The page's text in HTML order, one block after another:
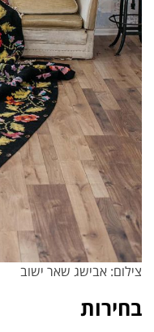
צילום: אבישג שאר ישוב
בחירות